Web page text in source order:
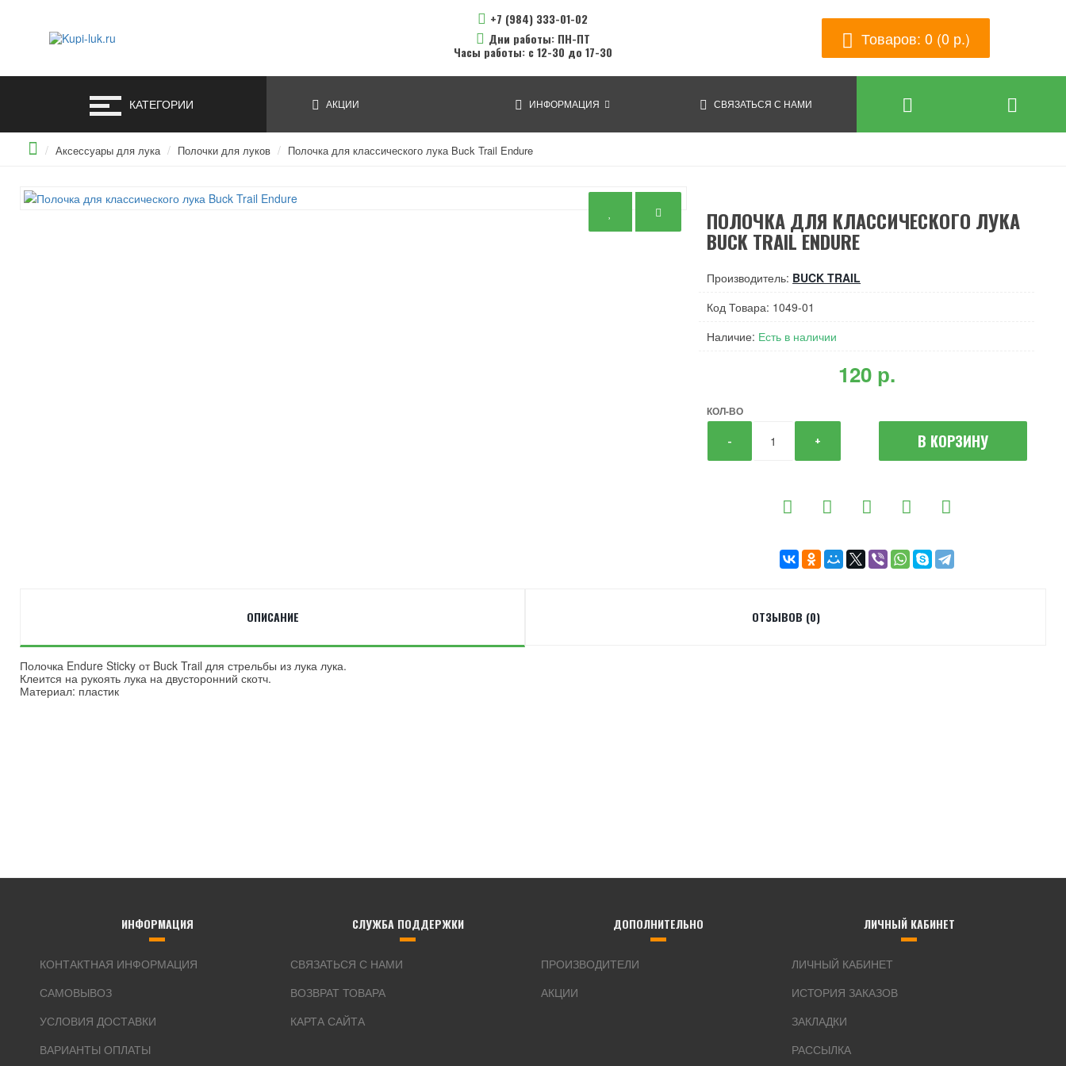
+7 (984) 333-01-02
Дни работы: ПН-ПТ
Часы работы: с 12-30 до 17-30
Товаров: 0 (0 р.)
КАТЕГОРИИ АКЦИИ ИНФОРМАЦИЯ СВЯЗАТЬСЯ С НАМИ
Аксессуары для лука Полочки для луков Полочка для классического лука Buck Trail Endure
ПОЛОЧКА ДЛЯ КЛАССИЧЕСКОГО ЛУКА
BUCK TRAIL ENDURE
Производитель: BUCK TRAIL
Код Товара: 1049-01
Наличие: Есть в наличии
120 р.
КОЛ-ВО
- + В КОРЗИНУ
ОПИСАНИЕ ОТЗЫВОВ (0)
Полочка Endure Sticky от Buck Trail для стрельбы из лука лука.
Клеится на рукоять лука на двусторонний скотч.
Материал: пластик
ИНФОРМАЦИЯ
КОНТАКТНАЯ ИНФОРМАЦИЯ
САМОВЫВОЗ
УСЛОВИЯ ДОСТАВКИ
ВАРИАНТЫ ОПЛАТЫ
СЛУЖБА ПОДДЕРЖКИ
СВЯЗАТЬСЯ С НАМИ
ВОЗВРАТ ТОВАРА
КАРТА САЙТА
ДОПОЛНИТЕЛЬНО
ПРОИЗВОДИТЕЛИ
АКЦИИ
ЛИЧНЫЙ КАБИНЕТ
ЛИЧНЫЙ КАБИНЕТ
ИСТОРИЯ ЗАКАЗОВ
ЗАКЛАДКИ
РАССЫЛКА